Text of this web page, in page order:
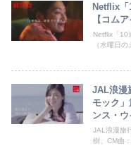
Netflix「
【コムア
Netflix「10
（水曜日の
JAL浪漫
モック
ンス・
JAL浪漫旅
樹、CM曲